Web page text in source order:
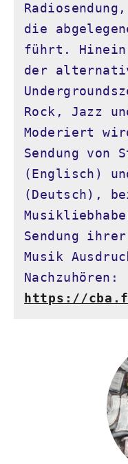
die
führt. Hinein
der
Rock, Jazz
Moderiert
Sendung von
(Englisch)
(Deutsch),
Sendung
Musik
https://